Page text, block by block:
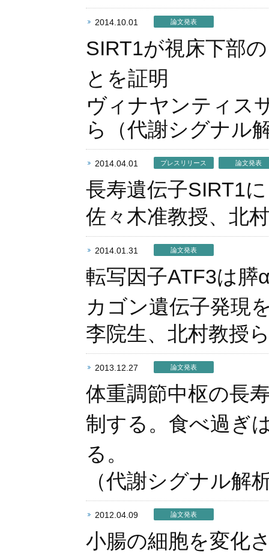
2014.10.01 論文発表
SIRT1が視床下部
とを証明
ヴィナヤンティス
ら（代謝シグナル
2014.04.01 プレスリリース 論文発表
長寿遺伝子SIRT1
佐々木准教授、北
2014.01.31 論文発表
転写因子ATF3は膵
カゴン遺伝子発現
李院生、北村教授
2013.12.27 論文発表
体重調節中枢の長
制する。食べ過ぎ
る。
（代謝シグナル解
2012.04.09 論文発表
小腸の細胞を変化